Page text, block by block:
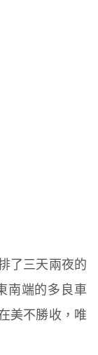
了三天兩夜的
南端的多良車
美不勝收，唯